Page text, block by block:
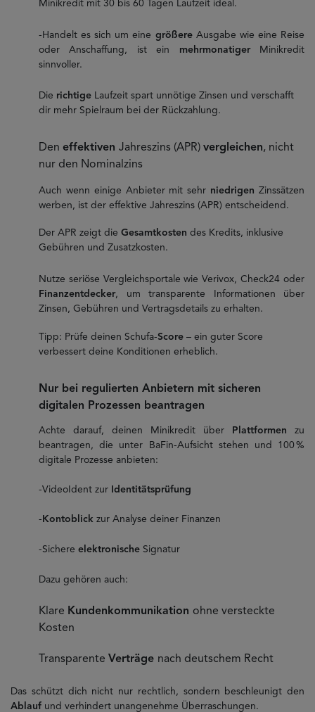
Minikredit mit 30 bis 60 Tagen Laufzeit ideal.
-Handelt es sich um eine größereAusgabe wie eine Reise
oder Anschaffung, ist ein mehrmonatiger
Minikredit
sinnvoller.
Die richtige Laufzeit spart unnötige Zinsen und verschafft
dir mehr Spielraum bei der Rückzahlung.
Den effektiven Jahreszins (APR) vergleichen, nicht
nur den Nominalzins
Auch wenn einige Anbieter mit sehr niedrigenZinssätzen
werben, ist der effektive Jahreszins (APR) entscheidend.
Der APR zeigt die Gesamtkosten des Kredits, inklusive
Gebühren und Zusatzkosten.
Nutze seriöse Vergleichsportale wie Verivox, Check24 oder
Finanzentdecker, um transparente Informationen über
Zinsen, Gebühren und Vertragsdetails zu erhalten.
Tipp: Prüfe deinen Schufa-Score – ein guter Score
verbessert deine Konditionen erheblich.
Nur bei regulierten Anbietern mit sicheren
digitalen Prozessen beantragen
Achte darauf, deinen Minikredit über Plattformen zu
beantragen, die unter BaFin-Aufsicht stehen und 100 %
digitale Prozesse anbieten:
-VideoIdent zur Identitätsprüfung
- Kontoblick zur Analyse deiner Finanzen
-Sichere elektronische Signatur
Dazu gehören auch:
Klare Kundenkommunikation ohne versteckte
Kosten
Transparente Verträge nach deutschem Recht
Das schützt dich nicht nur rechtlich, sondern beschleunigt den
Ablauf und verhindert unangenehme Überraschungen.